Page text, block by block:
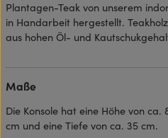
Plantagen-Teak von unserem
in Handarbeit hergestellt.
aus hohen Öl- und
Maße
Die Konsole hat eine Höhe von ca.
cm und eine Tiefe von ca. 35 cm.